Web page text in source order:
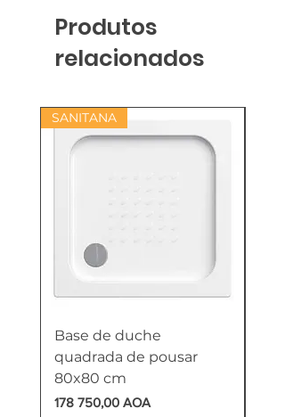
Produtos
relacionados
SANITANA
Base de duche
quadrada de pousar
80x80 cm
Preço
178 750,00 AOA